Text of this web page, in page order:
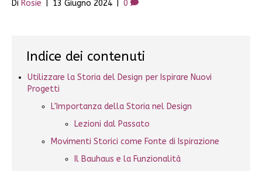
Di Rosie 13 Giugno 2024 0
Indice dei contenuti
Utilizzare la Storia del Design per Ispirare Nuovi
Progetti
L'Importanza della Storia nel Design
Lezioni dal Passato
Movimenti Storici come Fonte di Ispirazione
Il Bauhaus e la Funzionalità